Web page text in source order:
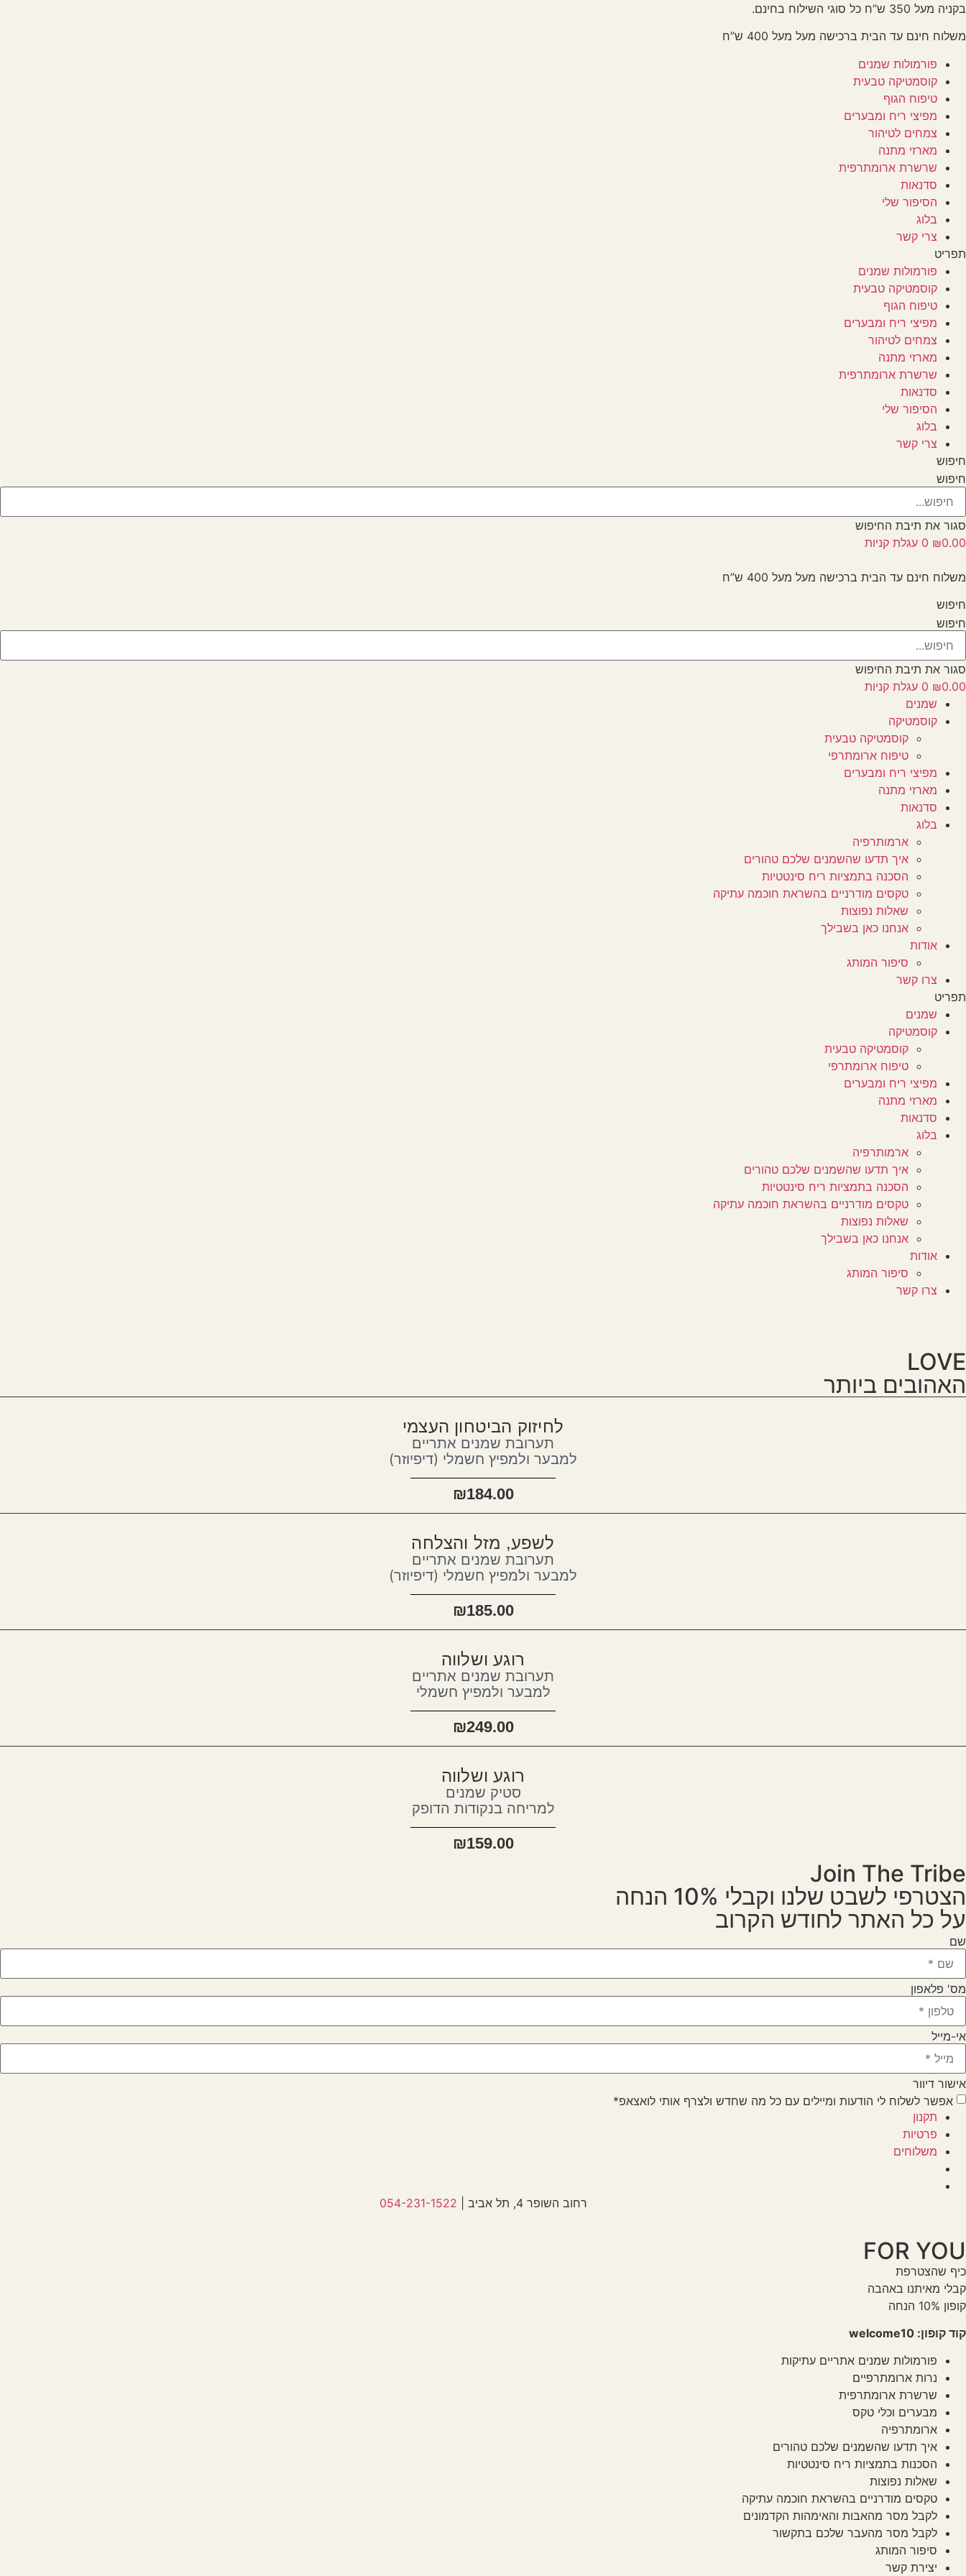
דלג
בקניה מעל 350 ש”ח כל סוגי השילוח בחינם.
משלוח חינם עד הבית ברכישה מעל מעל 400 ש”ח
פורמולות שמנים
קוסמטיקה טבעית
טיפוח הגוף
מפיצי ריח ומבערים
צמחים לטיהור
מארזי מתנה
שרשרת ארומתרפית
סדנאות
הסיפור שלי
בלוג
צרי קשר
תפריט
פורמולות שמנים
קוסמטיקה טבעית
טיפוח הגוף
מפיצי ריח ומבערים
צמחים לטיהור
מארזי מתנה
שרשרת ארומתרפית
סדנאות
הסיפור שלי
בלוג
צרי קשר
חיפוש
חיפוש
סגור את תיבת החיפוש
₪0.00
0 עגלת קניות
משלוח חינם עד הבית ברכישה מעל מעל 400 ש”ח
חיפוש
חיפוש
סגור את תיבת החיפוש
₪0.00
0 עגלת קניות
שמנים
קוסמטיקה
קוסמטיקה טבעית
טיפוח ארומתרפי
מפיצי ריח ומבערים
מארזי מתנה
סדנאות
בלוג
ארמותרפיה
איך תדעו שהשמנים שלכם טהורים
הסכנה בתמציות ריח סינטטיות
טקסים מודרניים בהשראת חוכמה עתיקה
שאלות נפוצות
אנחנו כאן בשבילך
אודות
סיפור המותג
צרו קשר
תפריט
שמנים
קוסמטיקה
קוסמטיקה טבעית
טיפוח ארומתרפי
מפיצי ריח ומבערים
מארזי מתנה
סדנאות
בלוג
ארמותרפיה
איך תדעו שהשמנים שלכם טהורים
הסכנה בתמציות ריח סינטטיות
טקסים מודרניים בהשראת חוכמה עתיקה
שאלות נפוצות
אנחנו כאן בשבילך
אודות
סיפור המותג
צרו קשר
LOVE
האהובים ביותר
לחיזוק הביטחון העצמי
תערובת שמנים אתריים
למבער ולמפיץ חשמלי (דיפיוזר)
₪184.00
כמות
לשפע, מזל והצלחה
תערובת שמנים אתריים
למבער ולמפיץ חשמלי (דיפיוזר)
₪185.00
כמות
רוגע ושלווה
תערובת שמנים אתריים
למבער ולמפיץ חשמלי
₪249.00
כמות
רוגע ושלווה
סטיק שמנים
למריחה בנקודות הדופק
₪159.00
כמות
של
רוגע
ושלווה
Join The Tribe
הצטרפי לשבט שלנו וקבלי 10% הנחה
על כל האתר לחודש הקרוב
שם
מס' פלאפון
אי-מייל
אישור דיוור
אפשר לשלוח לי הודעות ומיילים עם כל מה שחדש ולצרף אותי לואצאפ*
תקנון
פרטיות
משלוחים
רחוב השופר 4, תל אביב | 054-231-1522
FOR YOU
כיף שהצטרפת
קבלי מאיתנו באהבה
קופון 10% הנחה
קוד קופון: welcome10
פורמולות שמנים אתריים עתיקות
נרות ארומתרפיים
שרשרת ארומתרפית
מבערים וכלי טקס
ארומתרפיה
איך תדעו שהשמנים שלכם טהורים
הסכנות בתמציות ריח סינטטיות
שאלות נפוצות
טקסים מודרניים בהשראת חוכמה עתיקה
לקבל מסר מהאבות והאימהות הקדמונים
לקבל מסר מהעבר שלכם בתקשור
סיפור המותג
יצירת קשר